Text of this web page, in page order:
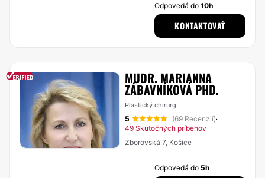
Odpovedá do10h
KONTAKTOVAŤ
MUDR. MARIANNA
ZÁBAVNÍKOVÁ PHD.
Plastický chirurg
5 (69 Recenzií)·
49 Skutočných príbehov
Zborovská 7, Košice
Odpovedá do5h